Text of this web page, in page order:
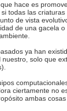
hace es
todas las criaturas
de vista
de una gacela
ya han
solo que
ciertamente no
ambas